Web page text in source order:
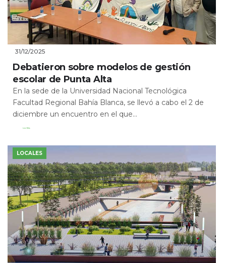
31/12/2025
Debatieron sobre modelos de gestión
escolar de Punta Alta
En la sede de la Universidad Nacional Tecnológica
Facultad Regional Bahía Blanca, se llevó a cabo el 2 de
diciembre un encuentro en el que...
Leer Más
LOCALES